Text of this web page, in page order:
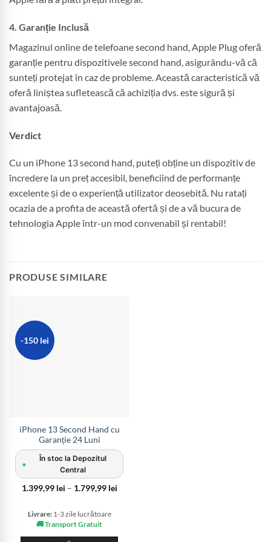
4. Garanție Inclusă
Magazinul online de telefoane second hand, Apple Plug oferă
garanție pentru dispozitivele second hand, asigurându-vă că
sunteți protejat în caz de probleme. Această caracteristică vă
oferă liniștea sufletească că achiziția dvs. este sigură și
avantajoasă.
Verdict
Cu un iPhone 13 second hand, puteți obține un dispozitiv de
încredere la un preț accesibil, beneficiind de performanțe
excelente și de o experiență utilizator deosebită. Nu ratați
ocazia de a profita de această ofertă și de a vă bucura de
tehnologia Apple într-un mod convenabil și rentabil!
PRODUSE SIMILARE
-150 lei
iPhone 13 Second Hand cu
Garanție 24 Luni
•
În stoc la Depozitul
Central
1.399,99 lei – 1.799,99 leiInterval
1.799,99 lei
Livrare:1-3 zile lucrătoare
🚚 Transport Gratuit